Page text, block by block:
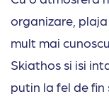
organizare,
mult mai
Skiathos si isi
putin la fel de fin